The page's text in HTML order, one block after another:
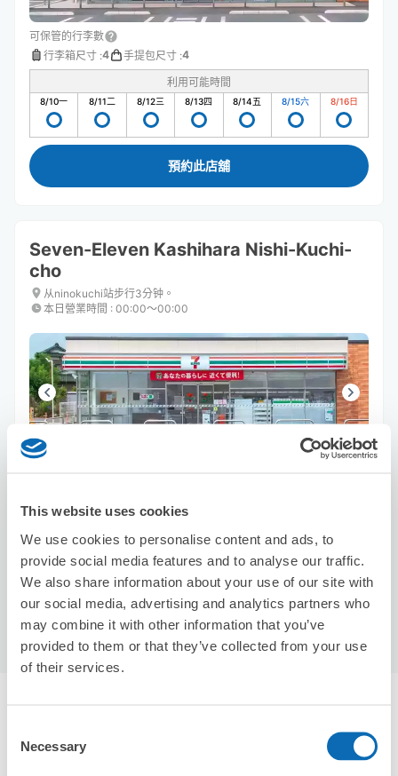
This website uses cookies
We use cookies to personalise content and ads, to
provide social media features and to analyse our traffic.
We also share information about your use of our site with
our social media, advertising and analytics partners who
may combine it with other information that you’ve
provided to them or that they’ve collected from your use
of their services.
Selection
Necessary
可保管的行李數
行李箱尺寸 :4 手提包尺寸 :4
利用可能時間
8/10一 8/11二 8/12三 8/13四 8/14五 8/15六 8/16日
預約此店舖
Seven-Eleven Kashihara Nishi-Kuchi-
cho
从ninokuchi站步行3分钟。
本日營業時間 : 00:00〜00:00
利用可能時間
預約此店舖